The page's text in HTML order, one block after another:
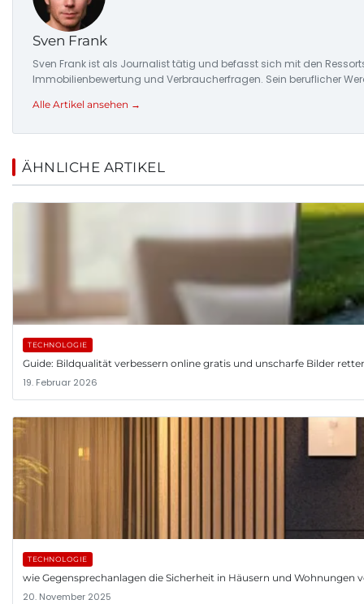
Sven Frank
Sven Frank ist als Journalist tätig und befasst sich mit den
Immobilienbewertung und Verbraucherfragen. Sein beruflicher
Alle Artikel ansehen →
ÄHNLICHE ARTIKEL
TECHNOLOGIE
Guide: Bildqualität verbessern online gratis und unscharfe Bilder
19. Februar 2026
TECHNOLOGIE
wie Gegensprechanlagen die Sicherheit in Häusern und Wohnungen
20. November 2025